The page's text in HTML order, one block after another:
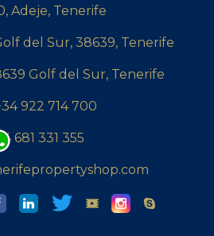
Adeje, Tenerife
del Sur, 38639, Tenerife
Golf del Sur, Tenerife
922 714 700
681 331 355